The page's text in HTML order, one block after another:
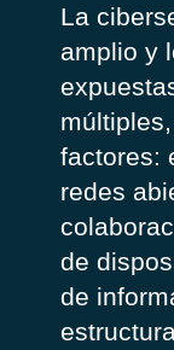
La
amplio y
factores:
redes
de
de